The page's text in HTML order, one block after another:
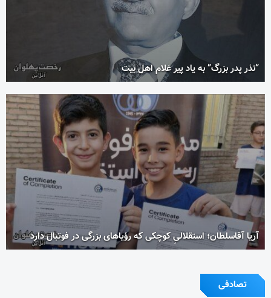
“نذر پدر بزرگ” به یاد پیر غلام اهل بیت
آریا آقاسلطان؛ استقلالیِ کوچکی که رؤیاهای بزرگی در فوتبال دارد
تصادفی